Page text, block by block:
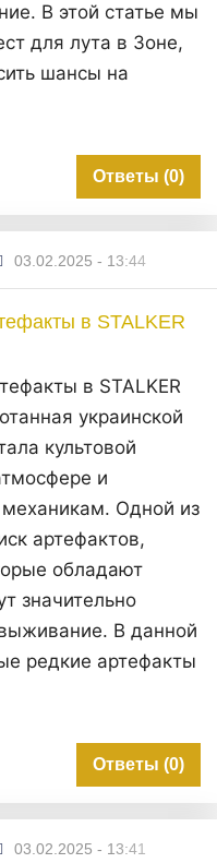
В этой статье мы
для лута в Зоне,
шансы на
Ответы (0)
03.02.2025 - 13:44
в STALKER
в STALKER
украинской
культовой
и
Одной из
артефактов,
обладают
значительно
В данной
редкие артефакты
Ответы (0)
03.02.2025 - 13:41